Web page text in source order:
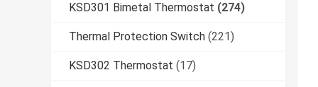
KSD301 Bimetal Thermostat (274)
Thermal Protection Switch (221)
KSD302 Thermostat (17)